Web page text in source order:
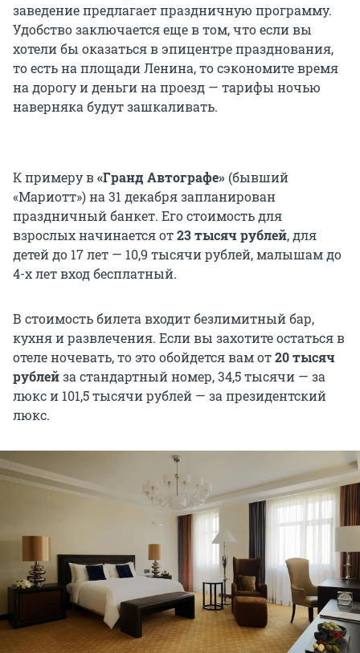
заведение предлагает праздничную программу.
Удобство заключается еще в том, что если вы
хотели бы оказаться в эпицентре празднования,
то есть на площади Ленина, то сэкономите время
на дорогу и деньги на проезд — тарифы ночью
наверняка будут зашкаливать.
К примеру в«Гранд Автографе» (бывший
«Мариотт») на 31 декабря запланирован
праздничный банкет. Его стоимость для
взрослых начинается от23 тысяч рублей, для
детей до 17 лет — 10,9 тысячи рублей, малышам до
4-х лет вход бесплатный.
В стоимость билета входит безлимитный бар,
кухня и развлечения. Если вы захотите остаться в
отеле ночевать, то это обойдется вам от20 тысяч
рублейза стандартный номер, 34,5 тысячи — за
люкс и 101,5 тысячи рублей — за президентский
люкс.